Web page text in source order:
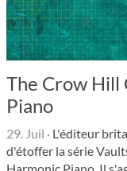
The Crow Hill
Piano
29. Juil · L'éditeur
d'étoffer la série